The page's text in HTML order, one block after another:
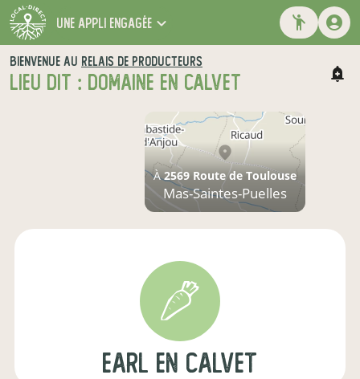
une appli engagée
BIENVENUE AU RELAIS DE PRODUCTEURS
LIEU DIT : DOMAINE EN CALVET
À2569 Route de Toulouse
Mas-Saintes-Puelles
earl en calvet